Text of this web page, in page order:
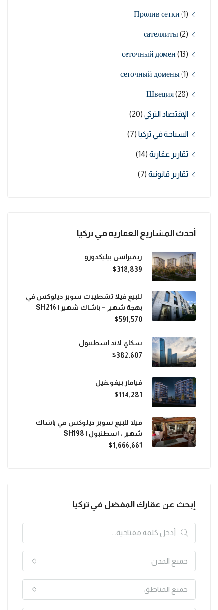
Пролив сетки (1)
сателлиты(2)
сеточный домен (13)
сеточный домены(1)
Швеция(28)
الإقتصاد التركي (20)
السياحة في تركيا (7)
تقارير عقارية (14)
تقارير قانونية (7)
أحدث المشاريع العقارية في تركيا
ريفيرانس بيليكدوزو
$318,839
للبيع فيلا تشطيبات سوبر ديلوكس في
بهجة شهير – باشاك شهير | SH216
$591,570
سكاي لاند اسطنبول
$382,607
فيامار بيغونفيل
$114,281
فيلا للبيع سوبر ديلوكس في باشاك
شهير ، اسطنبول | SH198
$1,666,661
إبحث عن عقارك المفضل في تركيا
جميع المدن
جميع المناطق